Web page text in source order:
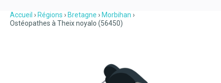
Accueil Régions Bretagne
Morbihan
Ostéopathes à Theix noyalo (56450)